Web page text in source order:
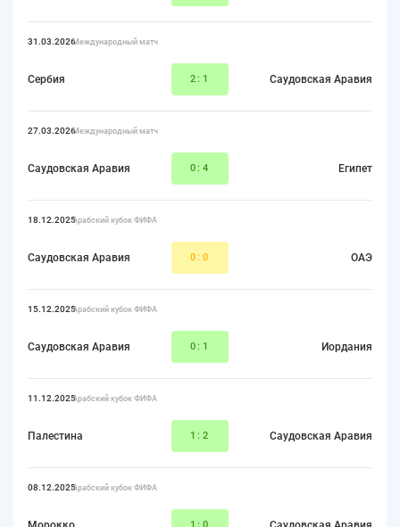
31.03.2026Международный матч
Сербия 2:1 Саудовская Аравия
27.03.2026Международный матч
Саудовская Аравия 0:4 Египет
18.12.2025Арабский кубок ФИФА
Саудовская Аравия 0:0 ОАЭ
15.12.2025Арабский кубок ФИФА
Саудовская Аравия 0:1 Иордания
11.12.2025Арабский кубок ФИФА
Палестина 1:2 Саудовская Аравия
08.12.2025Арабский кубок ФИФА